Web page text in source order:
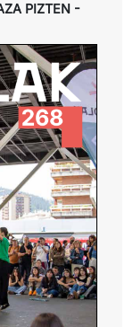
PIZTEN -